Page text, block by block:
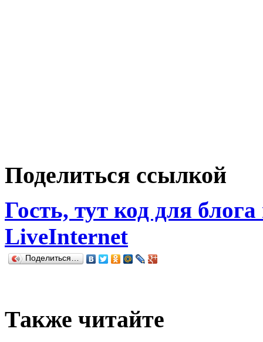
Поделиться ссылкой
Гость, тут код для
LiveInternet
Поделиться…
Также читайте